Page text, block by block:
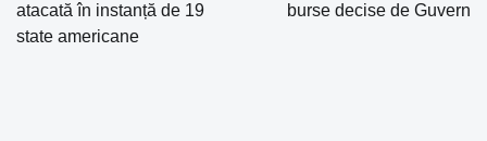
articole
atacată în instanță de 19
state americane
burse decise de Guvern